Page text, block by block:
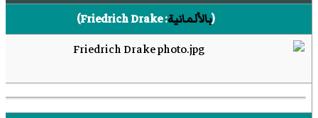
(بالألمانية:
Friedrich Drake
)‏